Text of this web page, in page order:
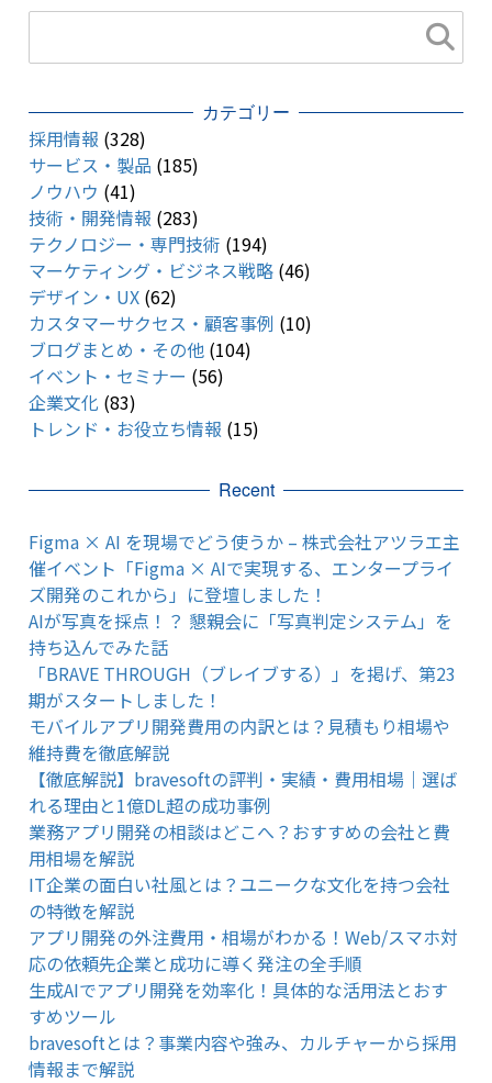
カテゴリー
採用情報 (328)
サービス・製品 (185)
ノウハウ (41)
技術・開発情報 (283)
テクノロジー・専門技術 (194)
マーケティング・ビジネス戦略(46)
デザイン・UX(62)
カスタマーサクセス・顧客事例 (10)
ブログまとめ・その他(104)
イベント・セミナー (56)
企業文化 (83)
トレンド・お役立ち情報 (15)
Recent
Figma × AI を現場でどう使うか – 株式会社アツラエ主
催イベント「Figma × AIで実現する、エンタープライ
ズ開発のこれから」に登壇しました！
AIが写真を採点！？ 懇親会に「写真判定システム」を
持ち込んでみた話
「BRAVE THROUGH（ブレイブする）」を掲げ、第23
期がスタートしました！
モバイルアプリ開発費用の内訳とは？見積もり相場や
維持費を徹底解説
【徹底解説】bravesoftの評判・実績・費用相場｜選ば
れる理由と1億DL超の成功事例
業務アプリ開発の相談はどこへ？おすすめの会社と費
用相場を解説
IT企業の面白い社風とは？ユニークな文化を持つ会社
の特徴を解説
アプリ開発の外注費用・相場がわかる！Web/スマホ対
応の依頼先企業と成功に導く発注の全手順
生成AIでアプリ開発を効率化！具体的な活用法とおす
すめツール
bravesoftとは？事業内容や強み、カルチャーから採用
情報まで解説